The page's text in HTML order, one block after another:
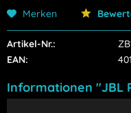
Merken
Artikel-Nr.:
EAN:
Informationen "JBL